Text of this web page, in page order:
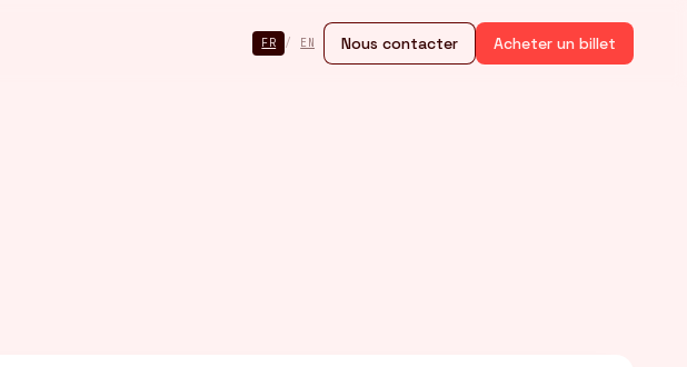
FR / EN Nous contacter Acheter un billet